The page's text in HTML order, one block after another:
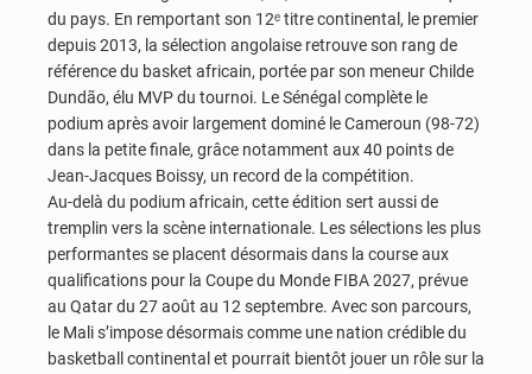
du pays. En remportant son 12ᵉ titre continental, le premier
depuis 2013, la sélection angolaise retrouve son rang de
référence du basket africain, portée par son meneur Childe
Dundão, élu MVP du tournoi. Le Sénégal complète le
podium après avoir largement dominé le Cameroun (98-72)
dans la petite finale, grâce notamment aux 40 points de
Jean-Jacques Boissy, un record de la compétition.
Au-delà du podium africain, cette édition sert aussi de
tremplin vers la scène internationale. Les sélections les plus
performantes se placent désormais dans la course aux
qualifications pour la Coupe du Monde FIBA 2027, prévue
au Qatar du 27 août au 12 septembre. Avec son parcours,
le Mali s’impose désormais comme une nation crédible du
basketball continental et pourrait bientôt jouer un rôle sur la